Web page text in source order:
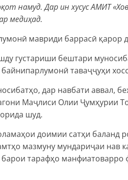
намуд. Дар ин хусус АМИТ«
медиҳад.
мавриди баррасӣ қарор
густариши бештари
таваҷҷуҳи
дар навбати аввал,
Маҷлиси Олии Ҷумҳурии
шуд.
доимии сатҳи баланд
мазмуну мундариҷаи нав
тарафҳо манфиатоварро